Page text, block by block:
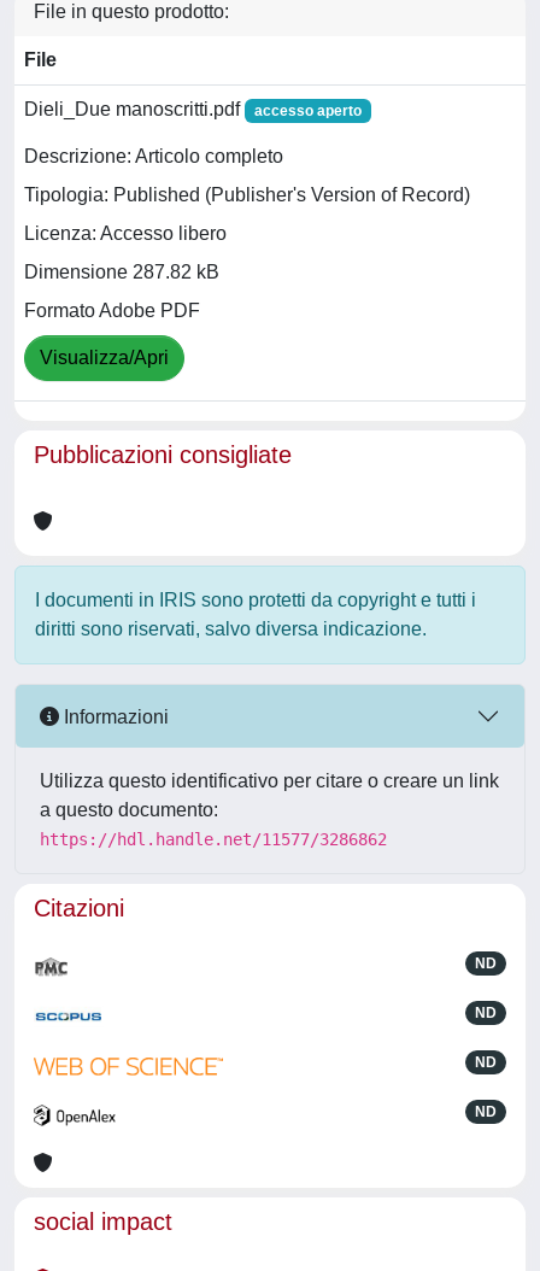
File in questo prodotto:
File
Dieli_Due manoscritti.pdf accesso aperto
Descrizione: Articolo completo
Tipologia: Published (Publisher's Version of Record)
Licenza: Accesso libero
Dimensione 287.82 kB
Formato Adobe PDF
Visualizza/Apri
Pubblicazioni consigliate
I documenti in IRIS sono protetti da copyright e tutti i
diritti sono riservati, salvo diversa indicazione.
Informazioni
Utilizza questo identificativo per citare o creare un link
a questo documento:
https://hdl.handle.net/11577/3286862
Citazioni
ND
ND
ND
ND
social impact